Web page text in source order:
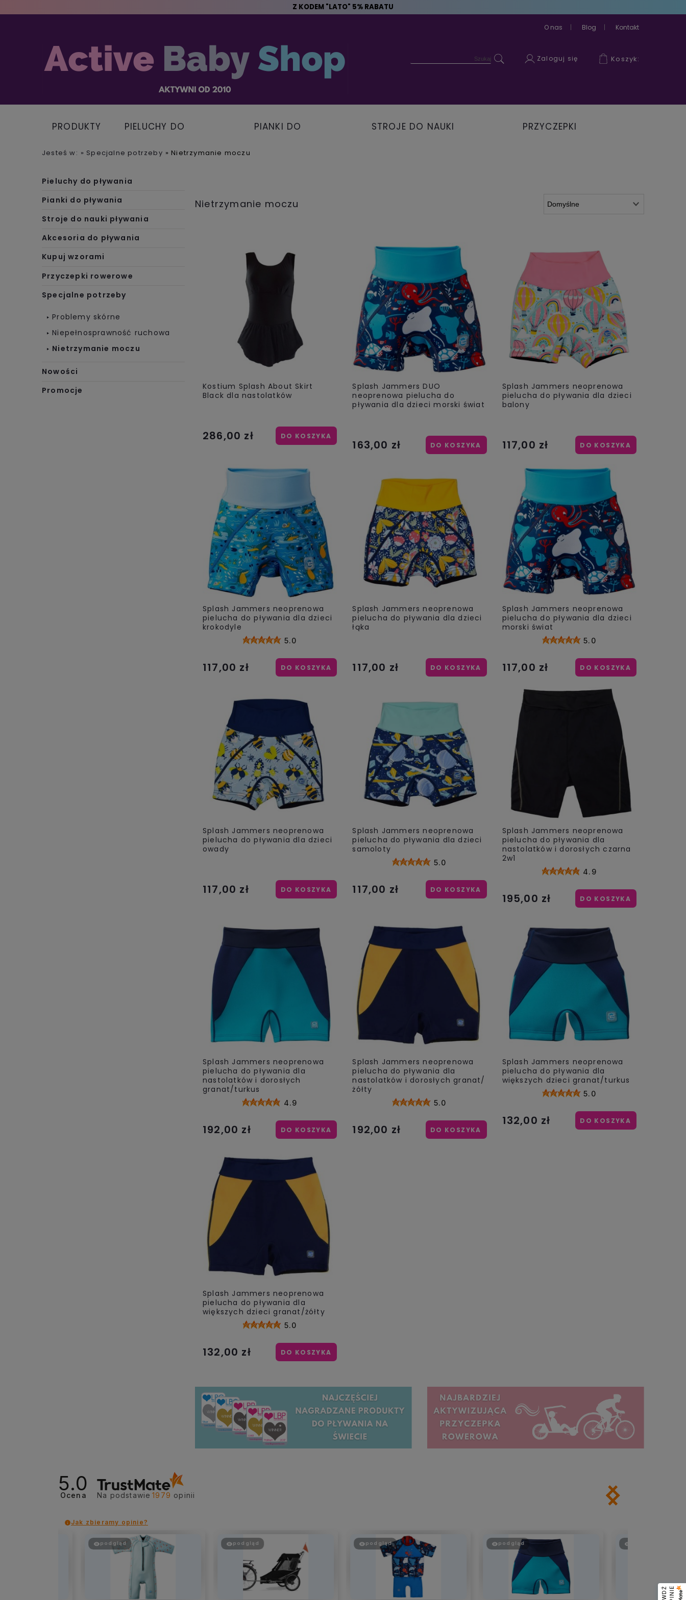
Z KODEM "LATO" 5% RABATU
O nas Blog Kontakt
Koszyk:
Zaloguj się
PRODUKTY
PIELUCHY DO
PIANKI DO
STROJE DO NAUKI
PRZYCZEPKI
Jesteś w: » Specjalne potrzeby » Nietrzymanie moczu
Pieluchy do pływania
Pianki do pływania
Stroje do nauki pływania
Akcesoria do pływania
Kupuj wzorami
Przyczepki rowerowe
Specjalne potrzeby
Problemy skórne
Niepełnosprawność ruchowa
Nietrzymanie moczu
Nowości
Promocje
Nietrzymanie moczu
Kostium Splash About Skirt
Black dla nastolatków
286,00 zł DO KOSZYKA
Splash Jammers DUO
neoprenowa pielucha do
pływania dla dzieci morski świat
163,00 zł DO KOSZYKA
Splash Jammers neoprenowa
pielucha do pływania dla dzieci
balony
117,00 zł DO KOSZYKA
Splash Jammers neoprenowa
pielucha do pływania dla dzieci
krokodyle
5.0
117,00 zł DO KOSZYKA
Splash Jammers neoprenowa
pielucha do pływania dla dzieci
łąka
117,00 zł DO KOSZYKA
Splash Jammers neoprenowa
pielucha do pływania dla dzieci
morski świat
5.0
117,00 zł DO KOSZYKA
Splash Jammers neoprenowa
pielucha do pływania dla dzieci
owady
117,00 zł DO KOSZYKA
Splash Jammers neoprenowa
pielucha do pływania dla dzieci
samoloty
5.0
117,00 zł DO KOSZYKA
Splash Jammers neoprenowa
pielucha do pływania dla
nastolatków i dorosłych czarna
2w1
4.9
195,00 zł DO KOSZYKA
Splash Jammers neoprenowa
pielucha do pływania dla
nastolatków i dorosłych
granat/turkus
4.9
192,00 zł DO KOSZYKA
Splash Jammers neoprenowa
pielucha do pływania dla
nastolatków i dorosłych granat/
żółty
5.0
192,00 zł DO KOSZYKA
Splash Jammers neoprenowa
pielucha do pływania dla
większych dzieci granat/turkus
5.0
132,00 zł DO KOSZYKA
Splash Jammers neoprenowa
pielucha do pływania dla
większych dzieci granat/żółty
5.0
132,00 zł DO KOSZYKA
5.0
Ocena Na podstawie 1979 opinii
Jak zbieramy opinie?
podgląd podgląd podgląd podgląd podgląd